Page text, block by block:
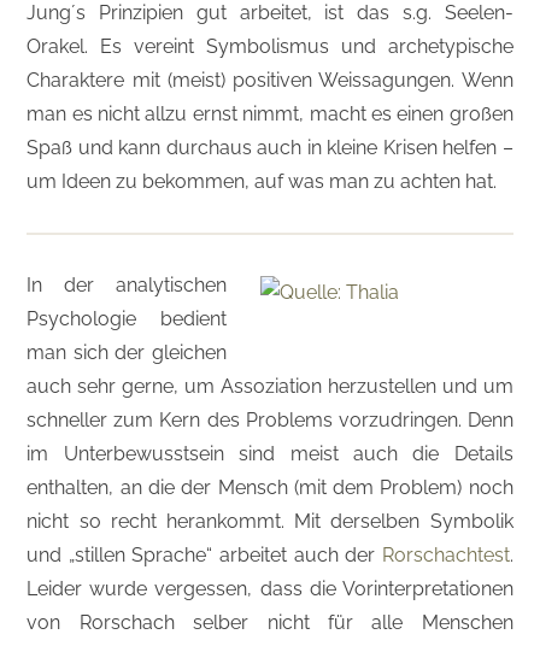
Jung´s Prinzipien gut arbeitet, ist das s.g. Seelen-
Orakel. Es vereint Symbolismus und archetypische
Charaktere mit (meist) positiven Weissagungen. Wenn
man es nicht allzu ernst nimmt, macht es einen großen
Spaß und kann durchaus auch in kleine Krisen helfen –
um Ideen zu bekommen, auf was man zu achten hat.
In der analytischen
Psychologie bedient
man sich der gleichen
auch sehr gerne, um Assoziation herzustellen und um
schneller zum Kern des Problems vorzudringen. Denn
im Unterbewusstsein sind meist auch die Details
enthalten, an die der Mensch (mit dem Problem) noch
nicht so recht herankommt. Mit derselben Symbolik
und „stillen Sprache“ arbeitet auch der Rorschachtest.
Leider wurde vergessen, dass die Vorinterpretationen
von Rorschach selber nicht für alle Menschen